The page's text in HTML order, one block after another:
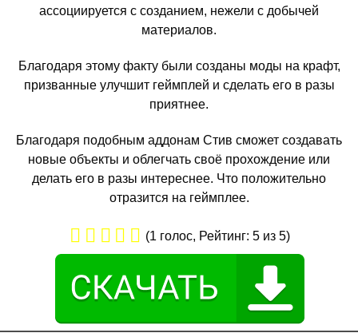
ассоциируется с созданием, нежели с добычей
материалов.
Благодаря этому факту были созданы моды на крафт,
призванные улучшит геймплей и сделать его в разы
приятнее.
Благодаря подобным аддонам Стив сможет создавать
новые объекты и облегчать своё прохождение или
делать его в разы интереснее. Что положительно
отразится на геймплее.
(1 голос, Рейтинг:5 из 5)